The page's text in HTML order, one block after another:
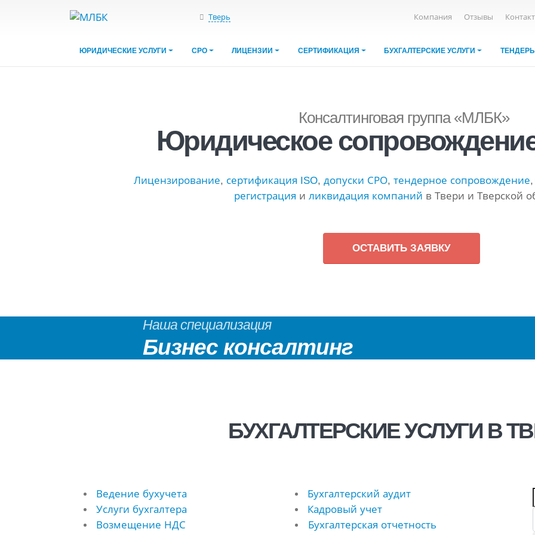
Тверь Компания Отзывы
ЮРИДИЧЕСКИЕ УСЛУГИ СРО ЛИЦЕНЗИИ СЕРТИФИКАЦИЯ БУХГАЛТЕРСКИЕ УСЛУГИ
Консалтинговая группа «МЛБК»
Юридическое
Лицензирование, сертификация ISO, допуски СРО, тендерное сопровождение,
регистрация и ликвидация компаний в Твери и Тверской
ОСТАВИТЬ ЗАЯВКУ
Наша специализация
Бизнес консалтинг
БУХГАЛТЕРСКИЕ УСЛУГИ В
Ведение бухучета
Услуги бухгалтера
Возмещение НДС
Бухгалтерский аудит
Кадровый учет
Бухгалтерская отчетность